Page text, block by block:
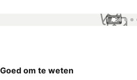
1 / 84
Goed om te weten